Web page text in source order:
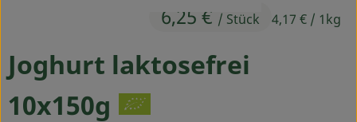
Drogerie
Joghurt laktosefrei
10x150g
6,25 € / Stück 4,17 € / 1kg